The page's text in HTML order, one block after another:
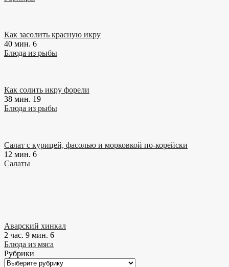
Как засолить красную икру
40 мин. 6
Блюда из рыбы
Как солить икру форели
38 мин. 19
Блюда из рыбы
Салат с курицей, фасолью и морковкой по-корейски
12 мин. 6
Салаты
Аварский хинкал
2 час. 9 мин. 6
Блюда из мяса
Рубрики
Рубрики